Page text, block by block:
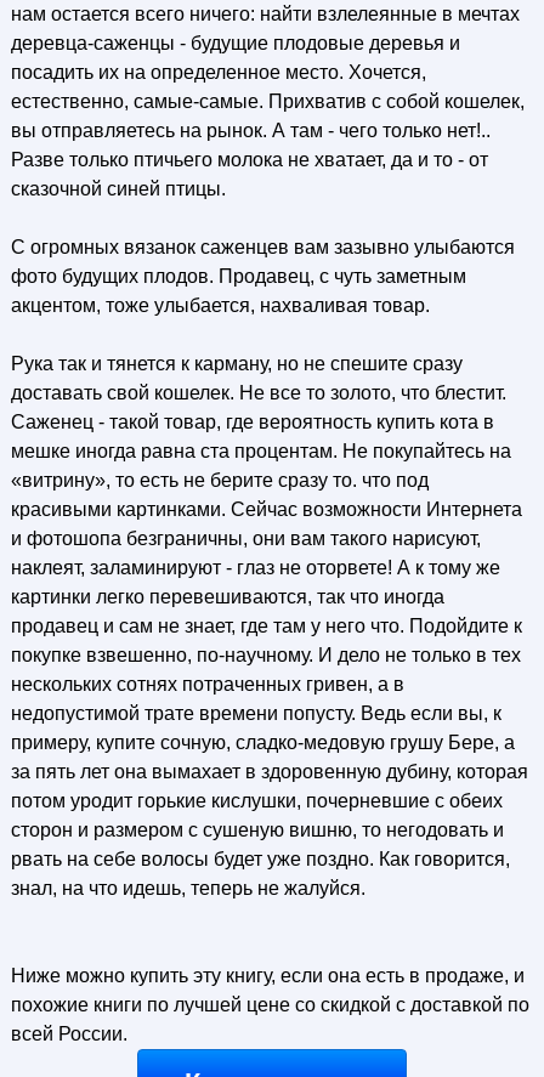
нам остается всего ничего: найти взлелеянные в мечтах
деревца-саженцы - будущие плодовые деревья и
посадить их на определенное место. Хочется,
естественно, самые-самые. Прихватив с собой кошелек,
вы отправляетесь на рынок. А там - чего только нет!..
Разве только птичьего молока не хватает, да и то - от
сказочной синей птицы.
С огромных вязанок саженцев вам зазывно улыбаются
фото будущих плодов. Продавец, с чуть заметным
акцентом, тоже улыбается, нахваливая товар.
Рука так и тянется к карману, но не спешите сразу
доставать свой кошелек. Не все то золото, что блестит.
Саженец - такой товар, где вероятность купить кота в
мешке иногда равна ста процентам. Не покупайтесь на
«витрину», то есть не берите сразу то. что под
красивыми картинками. Сейчас возможности Интернета
и фотошопа безграничны, они вам такого нарисуют,
наклеят, заламинируют - глаз не оторвете! А к тому же
картинки легко перевешиваются, так что иногда
продавец и сам не знает, где там у него что. Подойдите к
покупке взвешенно, по-научному. И дело не только в тех
нескольких сотнях потраченных гривен, а в
недопустимой трате времени попусту. Ведь если вы, к
примеру, купите сочную, сладко-медовую грушу Бере, а
за пять лет она вымахает в здоровенную дубину, которая
потом уродит горькие кислушки, почерневшие с обеих
сторон и размером с сушеную вишню, то негодовать и
рвать на себе волосы будет уже поздно. Как говорится,
знал, на что идешь, теперь не жалуйся.
Ниже можно купить эту книгу, если она есть в продаже, и
похожие книги по лучшей цене со скидкой с доставкой по
всей России.